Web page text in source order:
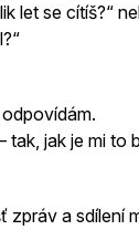
let se cítíš?“
tak, jak je mi to
zpráv a sdílení